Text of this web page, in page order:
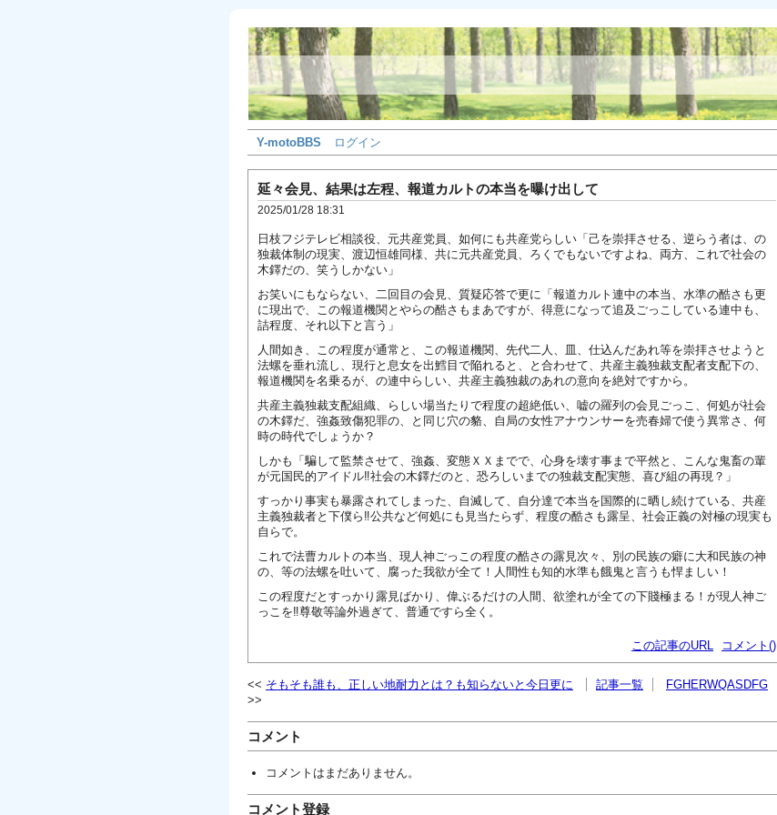
Y-motoBBS ログイン
延々会見、結果は左程、報道カルトの本当を曝け出して
2025/01/28 18:31
日枝フジテレビ相談役、元共産党員、如何にも共産党らしい「己を崇拝させる、逆らう者は、の
独裁体制の現実、渡辺恒雄同様、共に元共産党員、ろくでもないですよね、両方、これで社会の
木鐸だの、笑うしかない」
お笑いにもならない、二回目の会見、質疑応答で更に「報道カルト連中の本当、水準の酷さも更
に現出で、この報道機関とやらの酷さもまあですが、得意になって追及ごっこしている連中も、
詰程度、それ以下と言う」
人間如き、この程度が通常と、この報道機関、先代二人、皿、仕込んだあれ等を崇拝させようと
法螺を垂れ流し、現行と息女を出鱈目で陥れると、と合わせて、共産主義独裁支配者支配下の、
報道機関を名乗るが、の連中らしい、共産主義独裁のあれの意向を絶対ですから。
共産主義独裁支配組織、らしい場当たりで程度の超絶低い、嘘の羅列の会見ごっこ、何処が社会
の木鐸だ、強姦致傷犯罪の、と同じ穴の貉、自局の女性アナウンサーを売春婦で使う異常さ、何
時の時代でしょうか？
しかも「騙して監禁させて、強姦、変態ＸＸまでで、心身を壊す事まで平然と、こんな鬼畜の輩
が元国民的アイドル‼社会の木鐸だのと、恐ろしいまでの独裁支配実態、喜び組の再現？」
すっかり事実も暴露されてしまった、自滅して、自分達で本当を国際的に晒し続けている、共産
主義独裁者と下僕ら‼公共など何処にも見当たらず、程度の酷さも露呈、社会正義の対極の現実も
自らで。
これで法曹カルトの本当、現人神ごっこの程度の酷さの露見次々、別の民族の癖に大和民族の神
の、等の法螺を吐いて、腐った我欲が全て！人間性も知的水準も餓鬼と言うも悍ましい！
この程度だとすっかり露見ばかり、偉ぶるだけの人間、欲塗れが全ての下賤極まる！が現人神ご
っこを‼尊敬等論外過ぎて、普通ですら全く。
この記事のURL コメント()
そもそも誰も、正しい地耐力とは？も知らないと今日更に 記事一覧 FGHERWQASDFG
コメント
コメントはまだありません。
コメント登録